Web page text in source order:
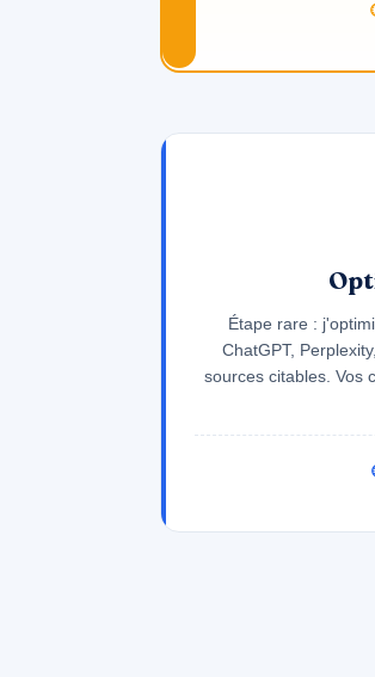
Étape rare :
ChatGPT,
sources citables. Vos